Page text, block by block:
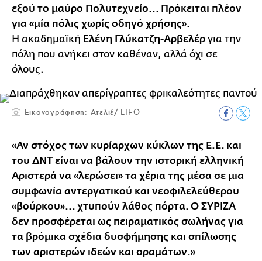
εξού το μαύρο Πολυτεχνείο... Πρόκειται πλέον
για «μία πόλις χωρίς οδηγό χρήσης».
Η ακαδημαϊκή Ελένη Γλύκατζη-Αρβελέρ για την
πόλη που ανήκει στον καθέναν, αλλά όχι σε
όλους.
Εικονογράφηση: Ατελιέ/ LIFO
«Αν στόχος των κυρίαρχων κύκλων της Ε.Ε. και
του ΔΝΤ είναι να βάλουν την ιστορική ελληνική
Αριστερά να «λερώσει» τα χέρια της μέσα σε μια
συμφωνία αντεργατικού και νεοφιλελεύθερου
«βούρκου»... χτυπούν λάθος πόρτα. Ο ΣΥΡΙΖΑ
δεν προσφέρεται ως πειραματικός σωλήνας για
τα βρόμικα σχέδια δυσφήμησης και σπίλωσης
των αριστερών ιδεών και οραμάτων.»